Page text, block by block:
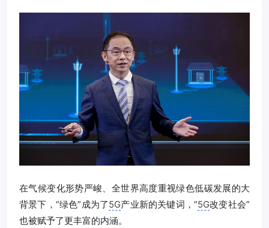
在气候变化形势严峻、全世界高度重视绿色低碳发展的大
背景下，“绿色”成为了5G产业新的关键词，“5G改变社会”
也被赋予了更丰富的内涵。